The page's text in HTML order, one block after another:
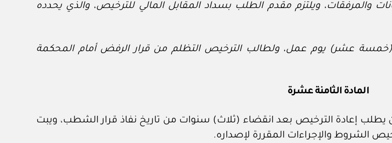
والمرفقات، ويلتزم مقدم الطلب بسداد المقابل المالي للترخيص، والذي يحدده
(خمسة عشر) يوم عمل، ولطالب الترخيص التظلم من قرار الرفض أمام المحكمة
المادة الثامنة عشرة
إعادة الترخيص بعد انقضاء (ثلاث) سنوات من تاريخ نفاذ قرار الشطب، ويبت
الشروط والإجراءات المقررة لإصداره.